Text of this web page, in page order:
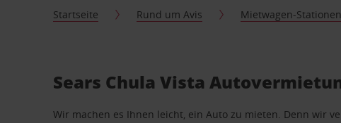
Startseite Rund um Avis Mietwagen-Stationen
Sears Chula Vista
Wir machen es Ihnen leicht, ein Auto zu mieten. Denn wir